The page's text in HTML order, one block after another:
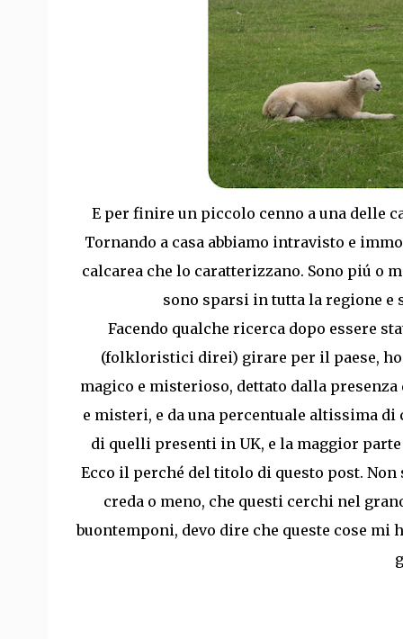
E per finire un piccolo cenno a una delle
Tornando a casa abbiamo intravisto e
calcarea che lo caratterizzano. Sono piú o
sono sparsi in tutta la regione
Facendo qualche ricerca dopo essere
(folkloristici direi) girare per il paese,
magico e misterioso, dettato dalla presenza
e misteri, e da una percentuale altissima
di quelli presenti in UK, e la maggior
Ecco il perché del titolo di questo post.
creda o meno, che questi cerchi nel
buontemponi, devo dire che queste cose mi